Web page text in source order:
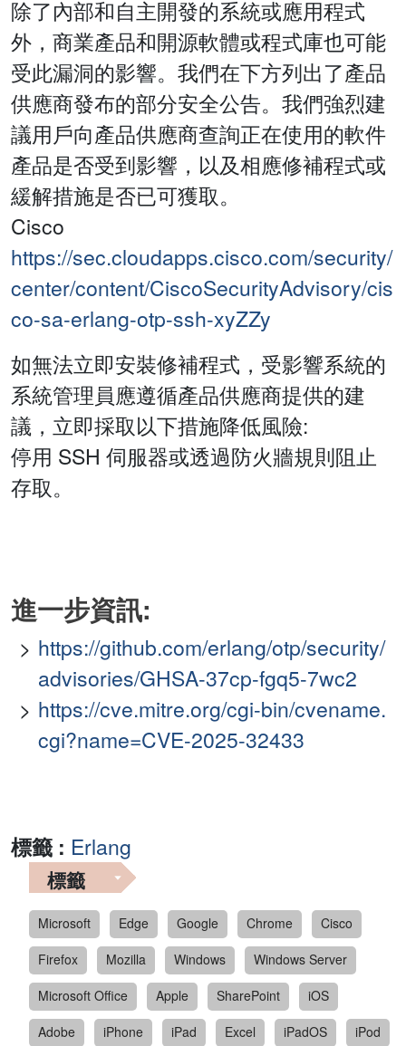
除了內部和自主開發的系統或應用程式
外，商業產品和開源軟體或程式庫也可能
受此漏洞的影響。我們在下方列出了產品
供應商發布的部分安全公告。我們強烈建
議用戶向產品供應商查詢正在使用的軟件
產品是否受到影響，以及相應修補程式或
緩解措施是否已可獲取。
Cisco
https://sec.cloudapps.cisco.com/security/
center/content/CiscoSecurityAdvisory/cis
co-sa-erlang-otp-ssh-xyZZy
如無法立即安裝修補程式，受影響系統的
系統管理員應遵循產品供應商提供的建
議，立即採取以下措施降低風險:
停用 SSH 伺服器或透過防火牆規則阻止
存取。
進一步資訊:
https://github.com/erlang/otp/security/
advisories/GHSA-37cp-fgq5-7wc2
https://cve.mitre.org/cgi-bin/cvename.
cgi?name=CVE-2025-32433
標籤 : Erlang
標籤
Microsoft Edge Google Chrome
Cisco
Firefox
Mozilla Windows
Windows Server
Microsoft Office
Apple SharePoint
iOS
Adobe
iPhone iPad Excel iPadOS
iPod